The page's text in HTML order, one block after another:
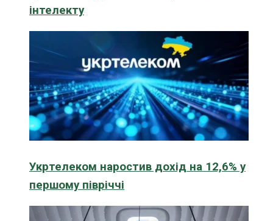
інтелекту
Укртелеком наростив дохід на 12,6% у
першому півріччі